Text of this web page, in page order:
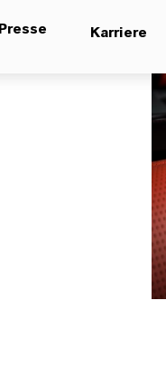
Presse Karriere